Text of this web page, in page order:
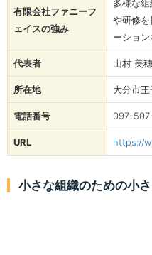
有限会社ファニーフ
ェイスの強み
多様な
や研修
ーション
代表者 山村 美
所在地 大分市
電話番号 097-
URL https://
小さな組織のための小